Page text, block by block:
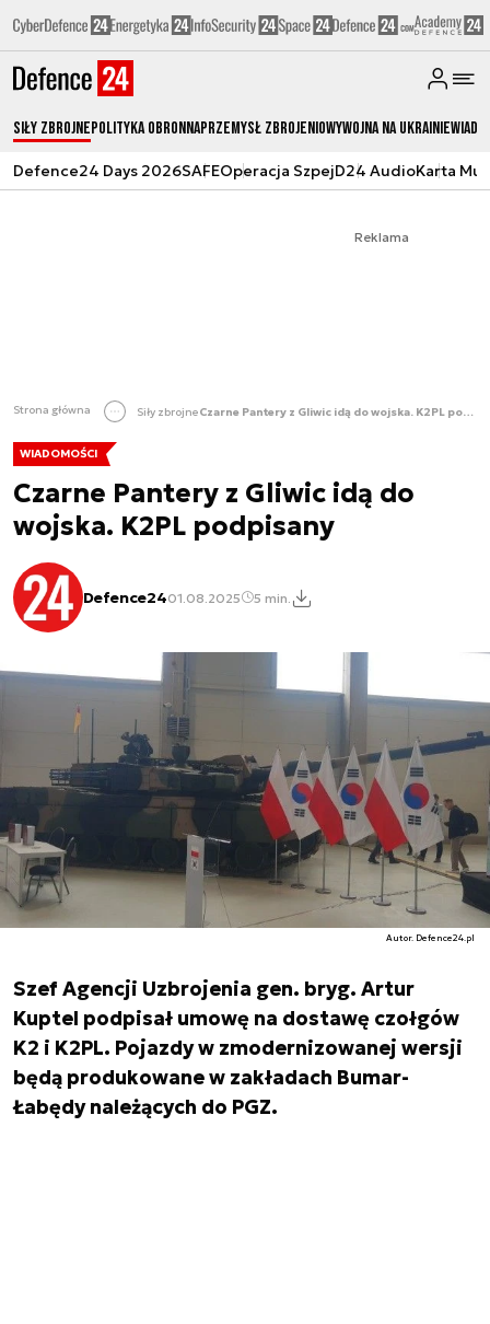
Siły zbrojnePolityka obronnaPrzemysł ZbrojeniowyWojna na Ukrainie
Defence24 Days 2026SAFEOperacja SzpejD24 AudioKarta
Reklama
Strona główna Siły zbrojne Czarne Pantery z Gliwic idą do wojska. K2PL podpisany
WIADOMOŚCI
Czarne Pantery z Gliwic idą do
wojska. K2PL podpisany
Defence2401.08.2025 5 min.
Autor. Defence24.pl
Szef Agencji Uzbrojenia gen. bryg. Artur
Kuptel podpisał umowę na dostawę czołgów
K2 i K2PL. Pojazdy w zmodernizowanej wersji
będą produkowane w zakładach Bumar-
Łabędy należących do PGZ.